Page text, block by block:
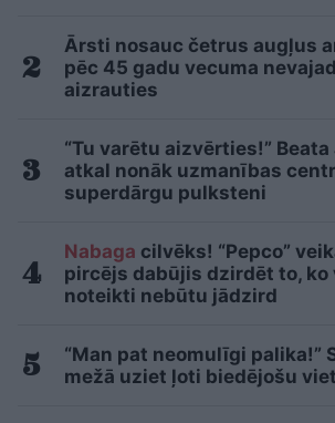
Ārsti nosauc četrus augļus
pēc 45 gadu vecuma
aizrauties
“Tu varētu aizvērties!”
atkal nonāk uzmanības
superdārgu pulksteni
Nabaga cilvēks! “Pepco”
pircējs dabūjis dzirdēt to, ko
noteikti nebūtu jādzird
“Man pat neomulīgi palika!”
mežā uziet ļoti biedējošu